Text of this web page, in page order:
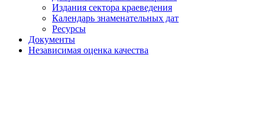
Издания сектора краеведения
Календарь знаменательных дат
Ресурсы
Документы
Независимая оценка качества